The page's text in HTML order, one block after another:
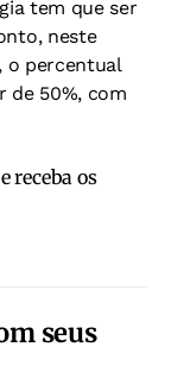
tem que ser
neste
o percentual
de 50%, com
receba os
seus